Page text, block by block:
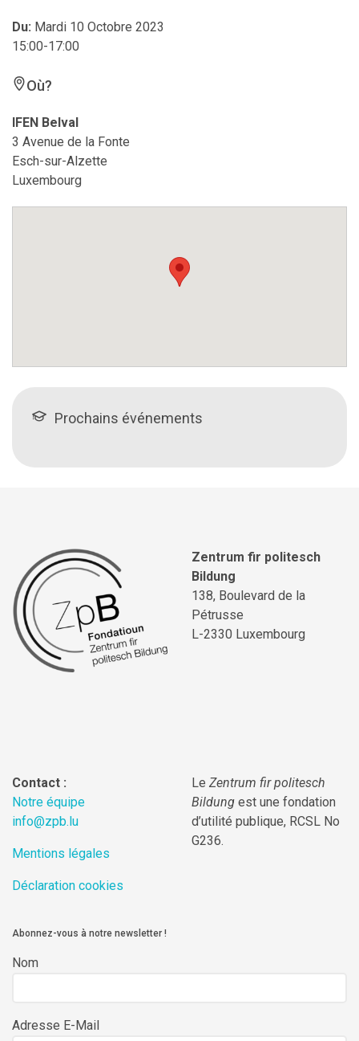
Du: Mardi 10 Octobre 2023
15:00-17:00
Où?
IFEN Belval
3 Avenue de la Fonte
Esch-sur-Alzette
Luxembourg
Prochains événements
Zentrum fir politesch
Bildung
138, Boulevard de la
Pétrusse
L-2330 Luxembourg
Contact :
Notre équipe
info@zpb.lu
Mentions légales
Déclaration cookies
Le Zentrum fir politesch
Bildung est une fondation
d’utilité publique, RCSL No
G236.
Abonnez-vous à notre newsletter !
Nom
Adresse E-Mail